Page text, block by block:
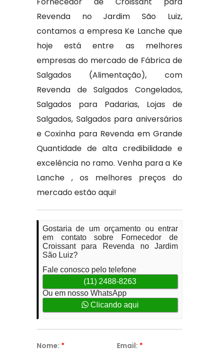
Revenda no Jardim São Luiz,
contamos a empresa Ke Lanche que
hoje está entre as melhores
empresas do mercado de Fábrica de
Salgados (Alimentação), com
Revenda de Salgados Congelados,
Salgados para Padarias, Lojas de
Salgados, Salgados para aniversários
e Coxinha para Revenda em Grande
Quantidade de alta credibilidade e
excelência no ramo. Venha para a Ke
Lanche , os melhores preços do
mercado estão aqui!
Gostaria de um orçamento ou entrar
em contato sobre Fornecedor de
Croissant para Revenda no Jardim
São Luiz?
Fale conosco pelo telefone
(11) 2488-8263
Ou em nosso WhatsApp
Clicando aqui
Nome: * Email: *